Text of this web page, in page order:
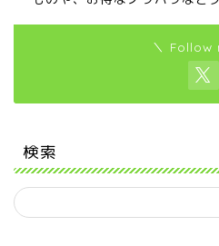
＼ Follow
検索